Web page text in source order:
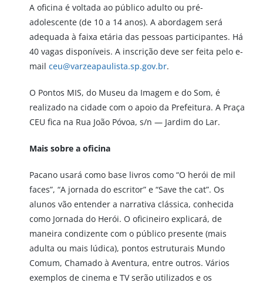
A oficina é voltada ao público adulto ou pré-
adolescente (de 10 a 14 anos). A abordagem será
adequada à faixa etária das pessoas participantes. Há
40 vagas disponíveis. A inscrição deve ser feita pelo e-
mail ceu@varzeapaulista.sp.gov.br.
O Pontos MIS, do Museu da Imagem e do Som, é
realizado na cidade com o apoio da Prefeitura. A Praça
CEU fica na Rua João Póvoa, s/n — Jardim do Lar.
Mais sobre a oficina
Pacano usará como base livros como “O herói de mil
faces”, “A jornada do escritor” e “Save the cat”. Os
alunos vão entender a narrativa clássica, conhecida
como Jornada do Herói. O oficineiro explicará, de
maneira condizente com o público presente (mais
adulta ou mais lúdica), pontos estruturais Mundo
Comum, Chamado à Aventura, entre outros. Vários
exemplos de cinema e TV serão utilizados e os